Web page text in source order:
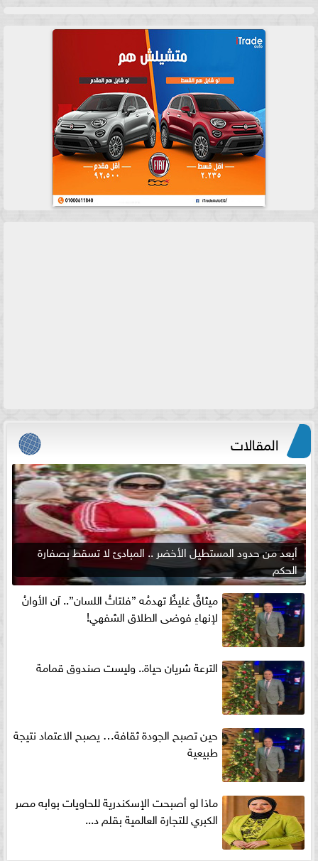
المقالات
أبعد من حدود المستطيل الأخضر .. المبادئ لا تسقط بصفارة
الحكم
ميثاقٌ غليظٌ تهدمُه ”فلتاتُ اللسان”.. آن الأوانُ
لإنهاءِ فوضى الطلاق الشفهي!
الترعة شريان حياة.. وليست صندوق قمامة
حين تصبح الجودة ثقافة… يصبح الاعتماد نتيجة
طبيعية
ماذا لو أصبحت الإسكندرية للحاويات بوابه مصر
الكبري للتجارة العالمية بقلم د...